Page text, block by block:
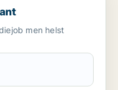
men helst